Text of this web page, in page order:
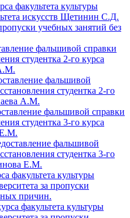
факультета культуры
искусств Щетинин С.Д.
учебных занятий без
фальшивой
студентка 2-го
А.М.
фальшивой
студентка 3-го
Е.М.
факультета культуры